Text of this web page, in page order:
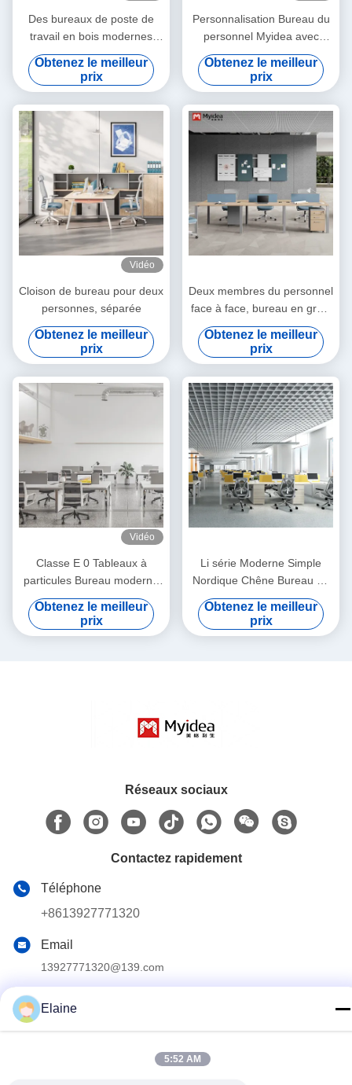
Des bureaux de poste de
travail en bois modernes
avec un espace de
rangement face à face
Obtenez le meilleur
prix
Personnalisation Bureau du
personnel Myidea avec
armoire de rangement, style
écran, siège unique, bureau
simple et moderne, bureau
d'ordinateur
Obtenez le meilleur
prix
Vidéo
Cloison de bureau pour deux
personnes, séparée
Obtenez le meilleur
prix
Deux membres du personnel
face à face, bureau en gros,
style pied en acier, bureau
en gros
Obtenez le meilleur
prix
Vidéo
Classe E 0 Tableaux à
particules Bureau moderne
Choix environnemental
Couleur et taille
personnalisés
Obtenez le meilleur
prix
Li série Moderne Simple
Nordique Chêne Bureau de
personnel Lettering Pieds en
acier personnalisés
Obtenez le meilleur
prix
Réseaux sociaux
Contactez rapidement
Téléphone
+8613927771320
Email
13927771320@139.com
district de Nanhai, ville de Foshan, province du Guangdong,
Elaine
5:52 AM